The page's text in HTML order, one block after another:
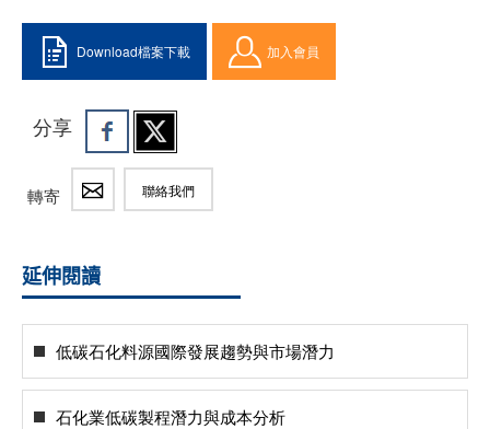
Download檔案下載 加入會員
分享
轉寄 聯絡我們
延伸閱讀
低碳石化料源國際發展趨勢與市場潛力
石化業低碳製程潛力與成本分析